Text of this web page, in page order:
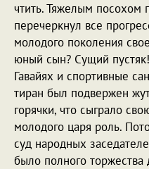
чтить. Тяжелым посохом
перечеркнул все
молодого поколения
юный сын? Сущий
Гавайях и спортивные
тиран был подвержен
горячки, что сыграло
молодого царя роль.
суд народных
было полного торжества